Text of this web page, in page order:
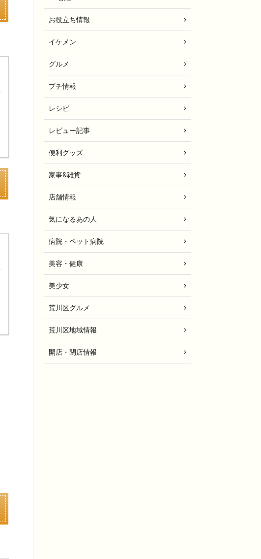
お役立ち情報
イケメン
グルメ
プチ情報
レシピ
レビュー記事
便利グッズ
家事&雑貨
店舗情報
気になるあの人
病院・ペット病院
美容・健康
美少女
荒川区グルメ
荒川区地域情報
開店・閉店情報